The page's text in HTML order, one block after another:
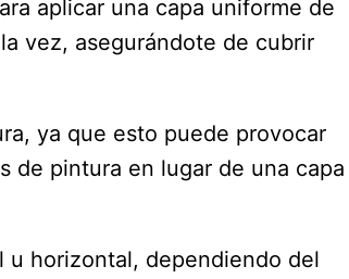
aplicar una capa uniforme de
vez, asegurándote de cubrir
ya que esto puede provocar
de pintura en lugar de una capa
u horizontal, dependiendo del